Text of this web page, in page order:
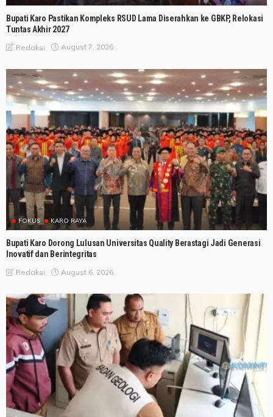
Bupati Karo Pastikan Kompleks RSUD Lama Diserahkan ke GBKP, Relokasi
Tuntas Akhir 2027
Redaksi August 7, 2026
FOKUS KARO RAYA
Bupati Karo Dorong Lulusan Universitas Quality Berastagi Jadi Generasi
Inovatif dan Berintegritas
Redaksi August 6, 2026